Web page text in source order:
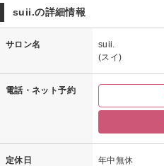
suii.の詳細情報
サロン名
suii.
(スイ)
電話・ネット予約
定休日 年中無休